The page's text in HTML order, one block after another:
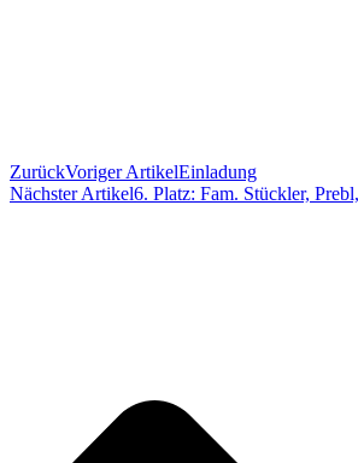
ZurückVoriger ArtikelEinladung
Nächster Artikel6. Platz: Fam. Stückler,